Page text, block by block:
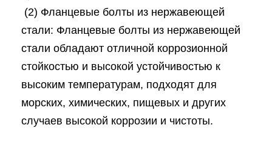
(2) Фланцевые болты из нержавеющей
стали: Фланцевые болты из нержавеющей
стали обладают отличной коррозионной
стойкостью и высокой устойчивостью к
высоким температурам, подходят для
морских, химических, пищевых и других
случаев высокой коррозии и чистоты.